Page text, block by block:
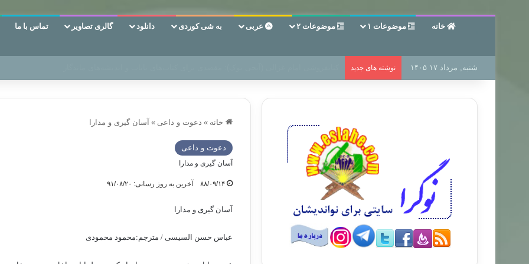
خانه موضوعات ۱ موضوعات ۲ عربی به شی کوردی دانلود گالری تصاویر تماس با ما
شنبه, مرداد ۱۷ ۱۴۰۵ نوشته های جدید
خانه » دعوت و داعی » آسان گیری و مدارا
دعوت و داعی
آسان گیری و مدارا
۸۸/۰۹/۱۴ آخرین به روز رسانی: ۹۱/۰۸/۲۰
آسان گیری و مدارا
عباس حسن السیسی / مترجم:محمود محمودی